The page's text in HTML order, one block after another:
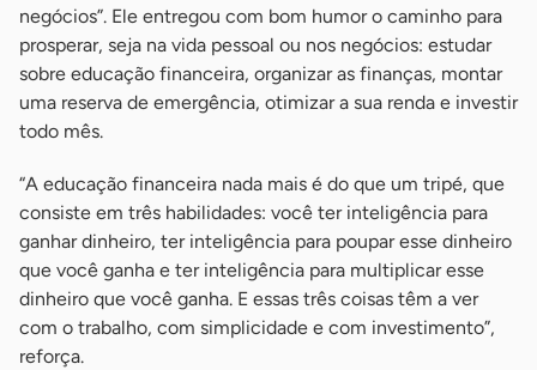
negócios”. Ele entregou com bom humor o caminho para
prosperar, seja na vida pessoal ou nos negócios: estudar
sobre educação financeira, organizar as finanças, montar
uma reserva de emergência, otimizar a sua renda e investir
todo mês.
“A educação financeira nada mais é do que um tripé, que
consiste em três habilidades: você ter inteligência para
ganhar dinheiro, ter inteligência para poupar esse dinheiro
que você ganha e ter inteligência para multiplicar esse
dinheiro que você ganha. E essas três coisas têm a ver
com o trabalho, com simplicidade e com investimento”,
reforça.